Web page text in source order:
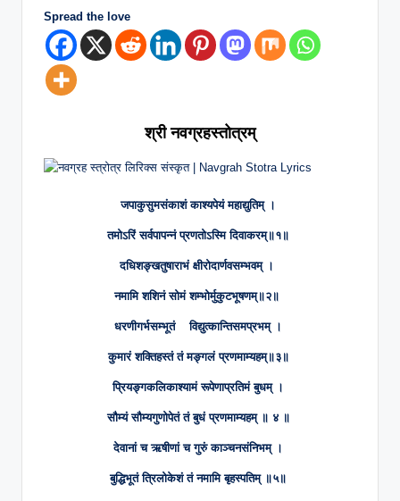
Spread the love
श्री नवग्रहस्तोत्रम्
जपाकुसुमसंकाशं काश्यपेयं महाद्युतिम् ।
तमोऽरिं सर्वपापन्नं प्रणतोऽस्मि दिवाकरम्॥१॥
दधिशङ्खतुषाराभं क्षीरोदार्णवसम्भवम् ।
नमामि शशिनं सोमं शम्भोर्मुकुटभूषणम्॥२॥
धरणीगर्भसम्भूतं विद्युत्कान्तिसमप्रभम् ।
कुमारं शक्तिहस्तं तं मङ्गलं प्रणमाम्यहम्॥३॥
प्रियङ्गकलिकाश्यामं रूपेणाप्रतिमं बुधम् ।
सौम्यं सौम्यगुणोपेतं तं बुधं प्रणमाम्यहम् ॥ ४ ॥
देवानां च ऋषीणां च गुरुं काञ्चनसंनिभम् ।
बुद्धिभूतं त्रिलोकेशं तं नमामि बृहस्पतिम् ॥५॥